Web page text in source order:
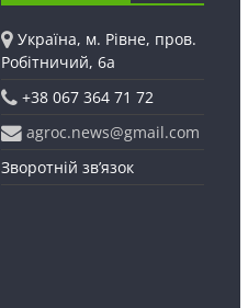
Україна, м. Рівне, пров.
Робітничий, 6а
+38 067 364 71 72
agroc.news@gmail.com
Зворотній зв’язок